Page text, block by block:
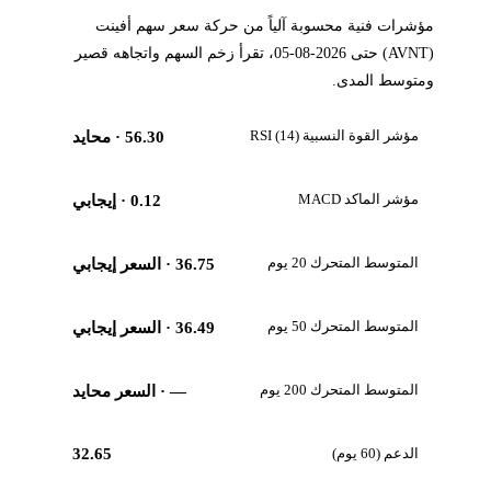
مؤشرات فنية محسوبة آلياً من حركة سعر سهم أفينت
(AVNT) حتى 2026-08-05، تقرأ زخم السهم واتجاهه قصير
ومتوسط المدى.
مؤشر القوة النسبية RSI (14) 56.30· محايد
مؤشر الماكد MACD 0.12· إيجابي
المتوسط المتحرك 20 يوم 36.75· السعر إيجابي
المتوسط المتحرك 50 يوم 36.49· السعر إيجابي
المتوسط المتحرك 200 يوم —· السعر محايد
الدعم (60 يوم) 32.65